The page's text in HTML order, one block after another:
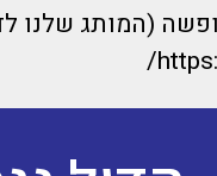
(המותג שלנו